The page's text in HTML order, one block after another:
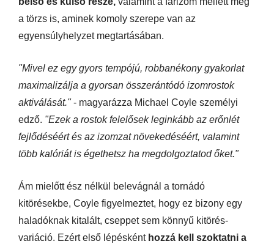
a törzs is, aminek komoly szerepe van az
egyensúlyhelyzet megtartásában.
"Mivel ez egy gyors tempójú, robbanékony gyakorlat
maximalizálja a gyorsan összerántódó izomrostok
aktiválását."- magyarázza Michael Coyle személyi
edző. "Ezek a rostok felelősek leginkább az erőnlét
fejlődéséért és az izomzat növekedéséért, valamint
több kalóriát is égethetsz ha megdolgoztatod őket."
Ám mielőtt ész nélkül belevágnál a tornádó
kitörésekbe, Coyle figyelmeztet, hogy ez bizony egy
haladóknak kitalált, cseppet sem könnyű kitörés-
variáció. Ezért első lépésként hozzá kell szoktatni a